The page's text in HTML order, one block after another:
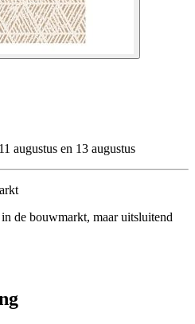
augustus en 13 augustus
de bouwmarkt, maar uitsluitend